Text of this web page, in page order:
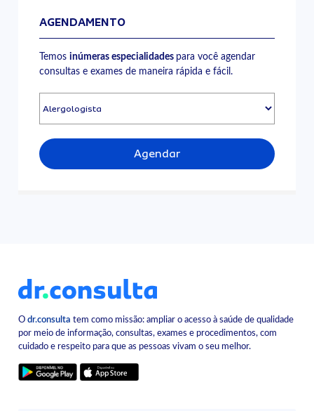
AGENDAMENTO
Temosinúmeras especialidades para você agendar
consultas e exames de maneira rápida e fácil.
Agendar
Odr.consulta tem como missão: ampliar o acesso à saúde de qualidade
por meio de informação, consultas, exames e procedimentos, com
cuidado e respeito para que as pessoas vivam o seu melhor.